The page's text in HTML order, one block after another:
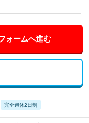
ォームへ進む
完全週休2日制